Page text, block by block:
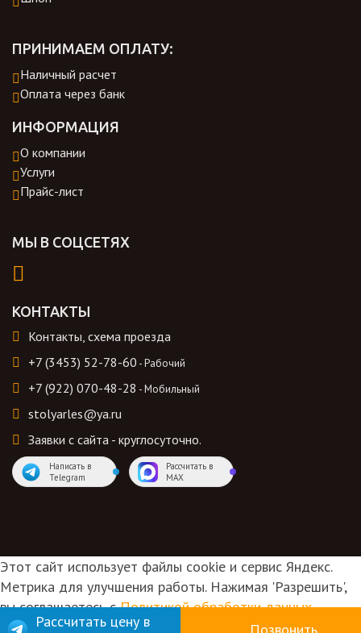
ПРИНИМАЕМ ОПЛАТУ:
Наличный расчет
Оплата через банк
ИНФОРМАЦИЯ
О компании
Услуги
Прайс-лист
МЫ В СОЦСЕТЯХ
КОНТАКТЫ
Контакты, схема проезда
+7 (3453) 52-78-60 - Рабочий
+7 (922) 070-48-28 - Мобильный
stolyarles@ya.ru
Заявки с сайта - круглосуточно.
Написать в
Telegram
Рассчитать в
MAX
Этот сайт использует файлы cookie и сервис Яндекс.
Метрика для улучшения работы. Нажимая 'Разрешить',
вы соглашаетесь сПолитикой обработки данных.
Рассчитать цену в